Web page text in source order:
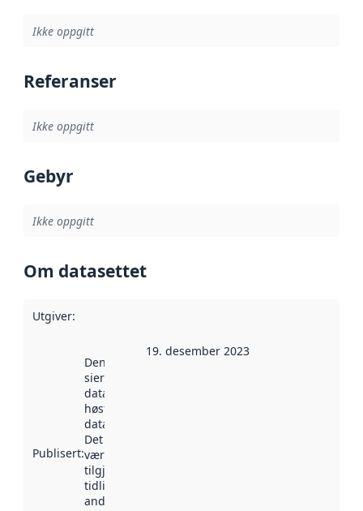
Ikke oppgitt
Referanser
Ikke oppgitt
Gebyr
Ikke oppgitt
Om datasettet
Utgiver:
Publisert:
Denne datoen
sier når
datasettet ble
høstet av
data.norge.no.
Det kan ha
vært
tilgjengelig
tidligere
andre steder.
19. desember 2023